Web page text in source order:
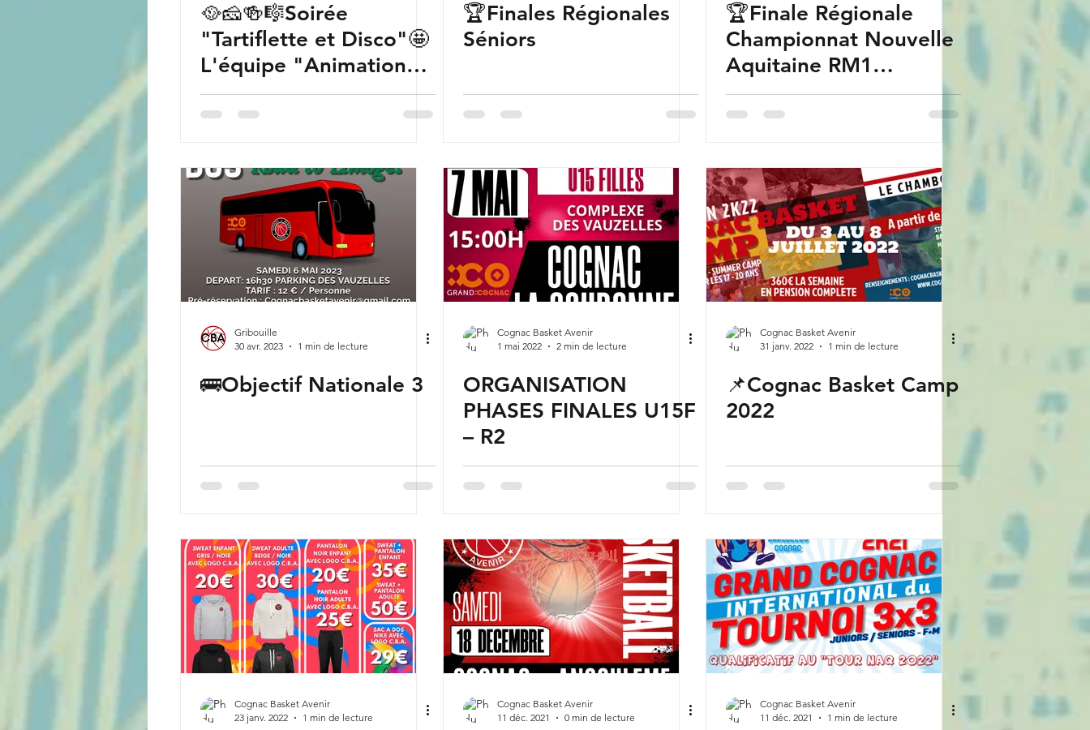
🥘🧀🍻🎼Soirée
"Tartiflette et Disco"🤩
L'équipe "Animation"
du C.B.A organise un
soirée "Tartiflett
🏆Finales Régionales
Séniors
🏆Finale Régionale
Championnat Nouvelle
Aquitaine RM1
🏀"Grand Cognac" vs
J.S.A. Bordeaux 📆
Gribouille
30 avr. 2023
1 min de lecture
🚌Objectif Nationale 3
Cognac Basket Avenir
1 mai 2022
2 min de lecture
ORGANISATION
PHASES FINALES U15F
– R2
Cognac Basket Avenir
31 janv. 2022
1 min de lecture
📌Cognac Basket Camp
2022
Cognac Basket Avenir
23 janv. 2022
1 min de lecture
Cognac Basket Avenir
11 déc. 2021
0 min de lecture
Cognac Basket Avenir
11 déc. 2021
1 min de lecture